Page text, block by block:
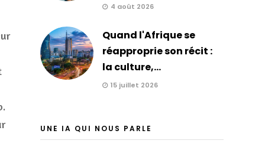
4 août 2026
Quand l'Afrique se
réapproprie son récit :
la culture,...
15 juillet 2026
UNE IA QUI NOUS PARLE